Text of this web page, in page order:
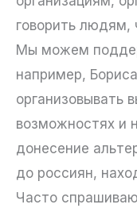
говорить людям,
Мы можем
например,
организовывать
возможностях и
донесение
до россиян,
Часто